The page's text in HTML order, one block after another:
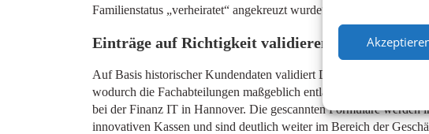
Familienstatus „verheiratet“ angekreuzt wurde“, erläutert Dr.
Einträge auf Richtigkeit validieren
Auf Basis historischer Kundendaten validiert DpuScan diverse
wodurch die Fachabteilungen maßgeblich entlastet werden. Die
bei der Finanz IT in Hannover. Die gescannten Formulare
innovativen Kassen und sind deutlich weiter im Bereich der